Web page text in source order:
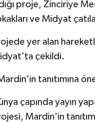
proje, Zinciriye
ve Midyat
yer alan
çekildi.
tanıtımına
çapında yayın
Mardin'in